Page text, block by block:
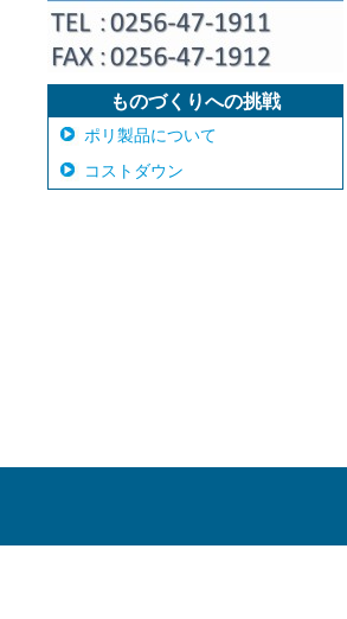
ものづくりへの挑戦
ポリ製品について
コストダウン